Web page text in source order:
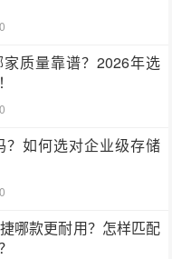
0
质量靠谱？2026年选
0
？如何选对企业级存储
0
哪款更耐用？怎样匹配